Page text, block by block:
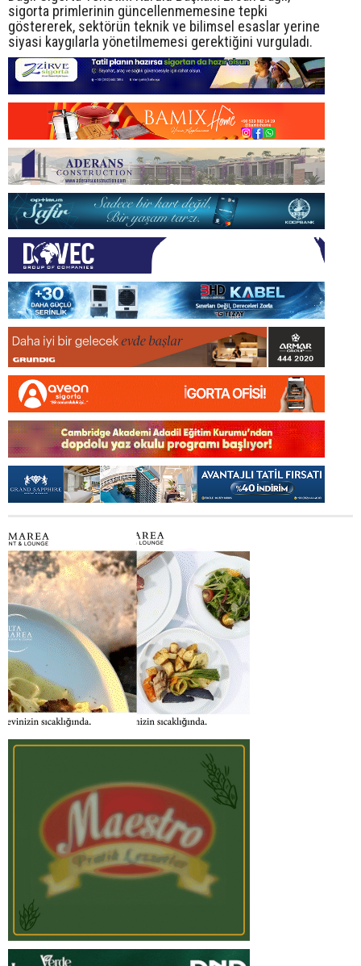
sigorta primlerinin güncellenmemesine tepki
göstererek, sektörün teknik ve bilimsel esaslar yerine
siyasi kaygılarla yönetilmemesi gerektiğini vurguladı.